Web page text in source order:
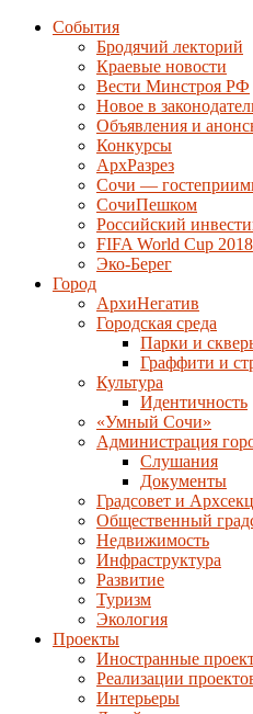
События
Бродячий лекторий
Краевые новости
Вести Минстроя РФ
Новое в
Объявления и
Конкурсы
АрхРазрез
Сочи —
СочиПешком
Российский
FIFA World Cup 2018
Эко-Берег
Город
АрхиНегатив
Городская среда
Парки и
Граффити и
Культура
Идентичность
«Умный Сочи»
Администрация
Слушания
Документы
Градсовет и
Общественный
Недвижимость
Инфраструктура
Развитие
Туризм
Экология
Проекты
Иностранные
Реализации
Интерьеры